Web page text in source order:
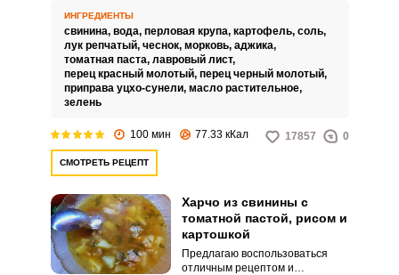
из свинины с перловкой. Сытное
горячее блюдо понравится всем
без исключения.
ИНГРЕДИЕНТЫ
свинина, вода, перловая крупа, картофель, соль,
лук репчатый, чеснок, морковь, аджика,
томатная паста, лавровый лист,
перец красный молотый, перец черный молотый,
приправа уцхо-сунели, масло растительное,
зелень
100 мин 77.33 кКал 17857 0
СМОТРЕТЬ РЕЦЕПТ
Харчо из свинины с
томатной пастой, рисом и
картошкой
Предлагаю воспользоваться
отличным рецептом и